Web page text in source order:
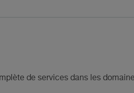
de services dans les